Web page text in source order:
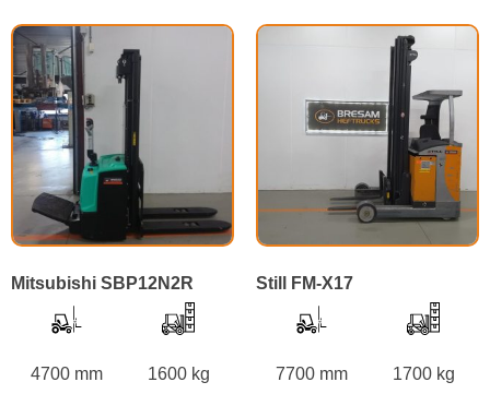
Mitsubishi SBP12N2R
4700 mm 1600 kg
Still FM-X17
7700 mm 1700 kg